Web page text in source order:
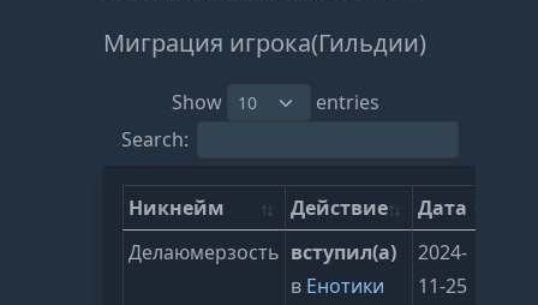
Миграция игрока(Гильдии)
Show
entries
Search:
Никнейм Действие
Дата
Делаюмерзость вступил(а)
в Енотики
2024-
11-25